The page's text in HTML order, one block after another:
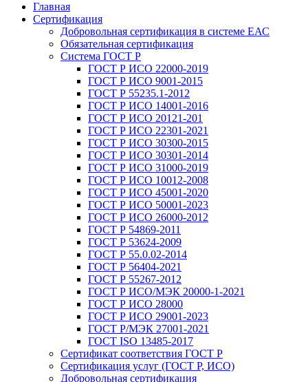
Главная
Сертификация
Добровольная сертификация в системе ЕАС
Обязательная сертификация
Система ГОСТ Р
ГОСТ Р ИСО 22000-2019
ГОСТ Р ИСО 9001-2015
ГОСТ Р 55235.1-2012
ГОСТ Р ИСО 14001-2016
ГОСТ Р ИСО 20121-201
ГОСТ Р ИСО 22301-2021
ГОСТ Р ИСО 30300-2015
ГОСТ Р ИСО 30301-2014
ГОСТ Р ИСО 31000-2019
ГОСТ Р ИСО 10012-2008
ГОСТ Р ИСО 45001-2020
ГОСТ Р ИСО 50001-2023
ГОСТ Р ИСО 26000-2012
ГОСТ Р 54869-2011
ГОСТ Р 53624-2009
ГОСТ Р 55.0.02-2014
ГОСТ Р 56404-2021
ГОСТ Р 55267-2012
ГОСТ Р ИСО/МЭК 20000-1-2021
ГОСТ Р ИСО 28000
ГОСТ Р ИСО 29001-2023
ГОСТ Р/МЭК 27001-2021
ГОСТ ISO 13485-2017
Сертификат соответствия ГОСТ Р
Сертификация услуг (ГОСТ Р, ИСО)
Добровольная сертификация